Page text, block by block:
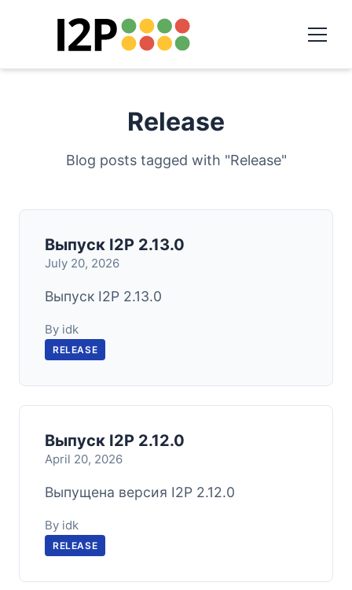
Release
Blog posts tagged with "Release"
Выпуск I2P 2.13.0
July 20, 2026
Выпуск I2P 2.13.0
By idk
RELEASE
Выпуск I2P 2.12.0
April 20, 2026
Выпущена версия I2P 2.12.0
By idk
RELEASE